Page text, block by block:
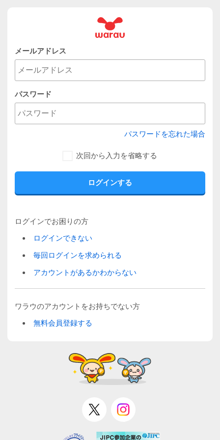
メールアドレス
パスワード
パスワードを忘れた場合
次回から入力を省略する
ログインでお困りの方
ログインできない
毎回ログインを求められる
アカウントがあるかわからない
ワラウのアカウントをお持ちでない方
無料会員登録する